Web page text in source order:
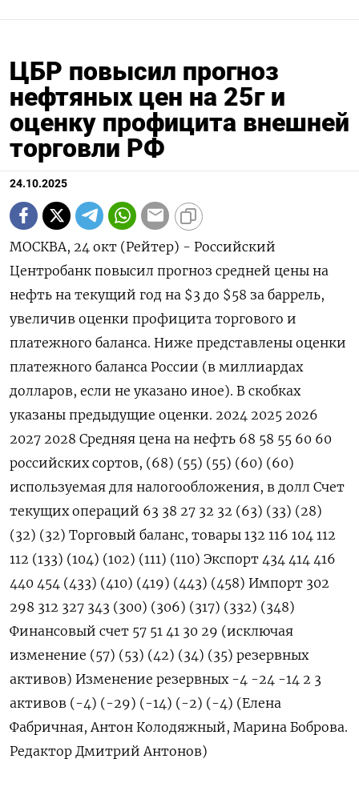
ЦБР повысил прогноз
нефтяных цен на 25г и
оценку профицита внешней
торговли РФ
24.10.2025
МОСКВА, 24 окт (Рейтер) - Российский
Центробанк повысил прогноз средней цены на
нефть на текущий год на $3 до $58 за баррель,
увеличив оценки профицита торгового и
платежного баланса. Ниже представлены оценки
платежного баланса России (в миллиардах
долларов, если не указано иное). В скобках
указаны предыдущие оценки. 2024 2025 2026
2027 2028 Средняя цена на нефть 68 58 55 60 60
российских сортов, (68) (55) (55) (60) (60)
используемая для налогообложения, в долл Счет
текущих операций 63 38 27 32 32 (63) (33) (28)
(32) (32) Торговый баланс, товары 132 116 104 112
112 (133) (104) (102) (111) (110) Экспорт 434 414 416
440 454 (433) (410) (419) (443) (458) Импорт 302
298 312 327 343 (300) (306) (317) (332) (348)
Финансовый счет 57 51 41 30 29 (исключая
изменение (57) (53) (42) (34) (35) резервных
активов) Изменение резервных -4 -24 -14 2 3
активов (-4) (-29) (-14) (-2) (-4) (Елена
Фабричная, Антон Колодяжный, Марина Боброва.
Редактор Дмитрий Антонов)